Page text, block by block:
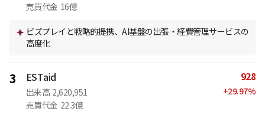
売買代金 16億
ビズプレイと戦略的提携、AI基盤の出張・経費管理サービスの
高度化
3 ESTaid
出来高 2,620,951
売買代金 22.3億
928
+29.97%